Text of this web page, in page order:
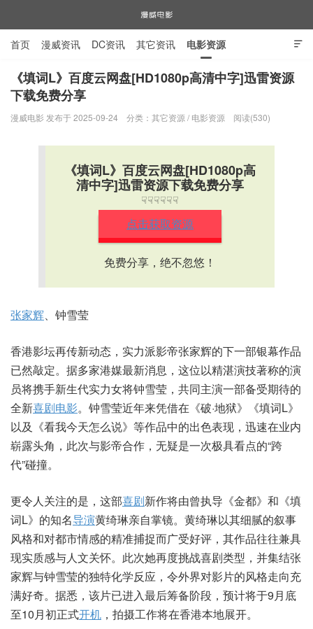
漫威电影

首页 漫威资讯 DC资讯 其它资讯 电影资源
电视剧资源 漫威图片
《填词L》百度云网盘[HD1080p高清中字]迅雷资源
下载免费分享
漫威电影 发布于 2025-09-24 分类： 其它资源 / 电影资源 阅读(530)
《填词L》百度云网盘[HD1080p高
清中字]迅雷资源下载免费分享
☟☟☟☟☟☟
点击获取资源
免费分享，绝不忽悠！
张家辉、钟雪莹
香港影坛再传新动态，实力派影帝张家辉的下一部银幕作品
已然敲定。据多家港媒最新消息，这位以精湛演技著称的演
员将携手新生代实力女将钟雪莹，共同主演一部备受期待的
全新喜剧电影。钟雪莹近年来凭借在《破·地狱》《填词L》
以及《看我今天怎么说》等作品中的出色表现，迅速在业内
崭露头角，此次与影帝合作，无疑是一次极具看点的“跨
代”碰撞。
更令人关注的是，这部喜剧新作将由曾执导《金都》和《填
词L》的知名导演黄绮琳亲自掌镜。黄绮琳以其细腻的叙事
风格和对都市情感的精准捕捉而广受好评，其作品往往兼具
现实质感与人文关怀。此次她再度挑战喜剧类型，并集结张
家辉与钟雪莹的独特化学反应，令外界对影片的风格走向充
满好奇。据悉，该片已进入最后筹备阶段，预计将于9月底
至10月初正式开机 ，拍摄工作将在香港本地展开。